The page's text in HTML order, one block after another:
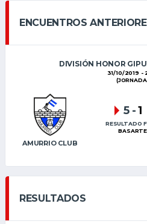
ENCUENTROS
DIVISIÓN HONOR
31/10/2019 -
AMURRIO CLUB
5 -1
RESULTADO
BASARTE
RESULTADOS